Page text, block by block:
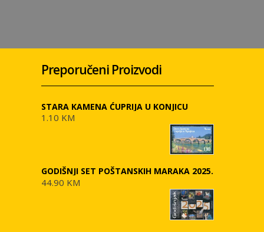
Preporučeni Proizvodi
STARA KAMENA ĆUPRIJA U KONJICU
1.10 KM
GODIŠNJI SET POŠTANSKIH MARAKA 2025.
44.90 KM